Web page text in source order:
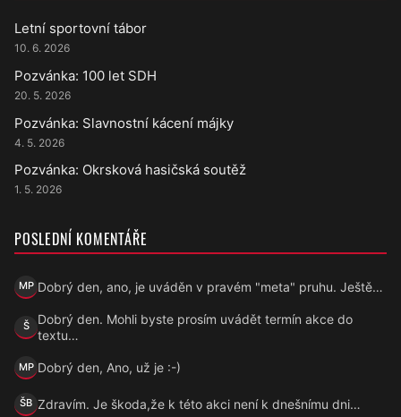
Letní sportovní tábor
10. 6. 2026
Pozvánka: 100 let SDH
20. 5. 2026
Pozvánka: Slavnostní kácení májky
4. 5. 2026
Pozvánka: Okrsková hasičská soutěž
1. 5. 2026
POSLEDNÍ KOMENTÁŘE
MPMarek Přecechtěl
Dobrý den, ano, je uváděn v pravém "meta" pruhu. Ještě…
ŠŠárka
Dobrý den. Mohli byste prosím uvádět termín akce do
textu…
MP
Marek Přecechtěl
Dobrý den, Ano, už je :-)
ŠBŠárka B.
Zdravím. Je škoda,že k této akci není k dnešnímu dni…